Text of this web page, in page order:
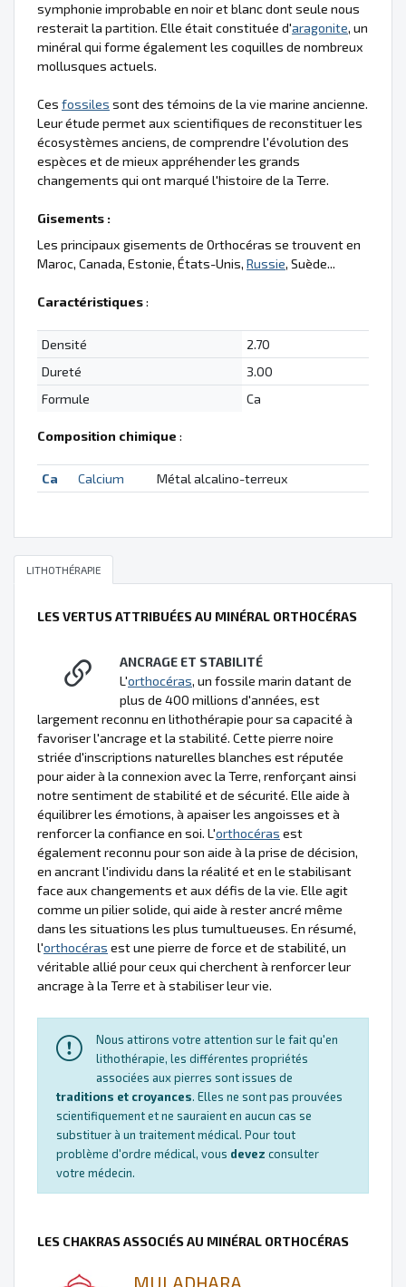
symphonie improbable en noir et blanc dont seule nous
resterait la partition. Elle était constituée d'aragonite, un
minéral qui forme également les coquilles de nombreux
mollusques actuels.
Ces fossiles sont des témoins de la vie marine ancienne.
Leur étude permet aux scientifiques de reconstituer les
écosystèmes anciens, de comprendre l'évolution des
espèces et de mieux appréhender les grands
changements qui ont marqué l'histoire de la Terre.
Gisements :
Les principaux gisements de Orthocéras se trouvent en
Maroc, Canada, Estonie, États-Unis, Russie, Suède...
Caractéristiques:
Densité
2.70
Dureté
3.00
Formule
Ca
Composition chimique :
Ca Calcium Métal alcalino-terreux
LITHOTHÉRAPIE
LES VERTUS ATTRIBUÉES AU MINÉRAL ORTHOCÉRAS
ANCRAGE ET STABILITÉ
L'orthocéras, un fossile marin datant de
plus de 400 millions d'années, est
largement reconnu en lithothérapie pour sa capacité à
favoriser l'ancrage et la stabilité. Cette pierre noire
striée d'inscriptions naturelles blanches est réputée
pour aider à la connexion avec la Terre, renforçant ainsi
notre sentiment de stabilité et de sécurité. Elle aide à
équilibrer les émotions, à apaiser les angoisses et à
renforcer la confiance en soi. L'orthocéras est
également reconnu pour son aide à la prise de décision,
en ancrant l'individu dans la réalité et en le stabilisant
face aux changements et aux défis de la vie. Elle agit
comme un pilier solide, qui aide à rester ancré même
dans les situations les plus tumultueuses. En résumé,
l'orthocéras est une pierre de force et de stabilité, un
véritable allié pour ceux qui cherchent à renforcer leur
ancrage à la Terre et à stabiliser leur vie.
Nous attirons votre attention sur le fait qu'en
lithothérapie, les différentes propriétés
associées aux pierres sont issues de
traditions et croyances. Elles ne sont pas prouvées
scientifiquement et ne sauraient en aucun cas se
substituer à un traitement médical. Pour tout
problème d'ordre médical, vous devez consulter
votre médecin.
LES CHAKRAS ASSOCIÉS AU MINÉRAL ORTHOCÉRAS
MULADHARA